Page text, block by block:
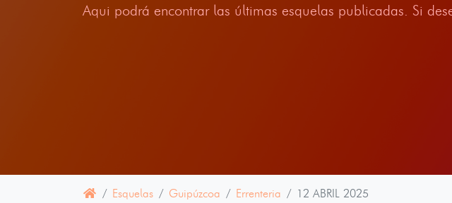
Aqui podrá encontrar las últimas esquelas publicadas. Si
Esquelas Guipúzcoa Errenteria 12 ABRIL 2025